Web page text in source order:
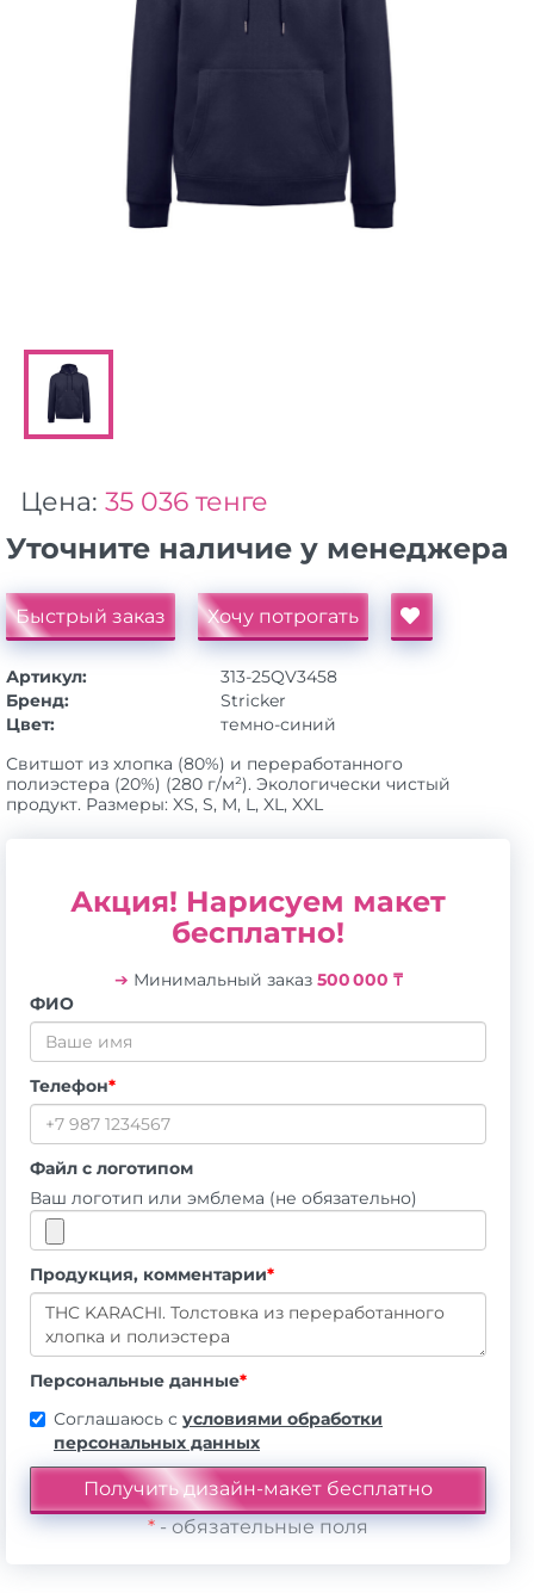
Цена: 35 036 тенге
Уточните наличие у менеджера
Быстрый заказ Хочу потрогать
Артикул:
313-25QV3458
Бренд:
Stricker
Цвет:
темно-синий
Свитшот из хлопка (80%) и переработанного
полиэстера (20%) (280 г/м²). Экологически чистый
продукт. Размеры: XS, S, M, L, XL, XXL
Акция! Нарисуем макет
бесплатно!
➔ Минимальный заказ 500 000 ₸
ФИО
Телефон*
Файл с логотипом
Ваш логотип или эмблема (не обязательно)
Продукция, комментарии*
Персональные данные*
Соглашаюсь с условиями обработки
персональных данных
*- обязательные поля